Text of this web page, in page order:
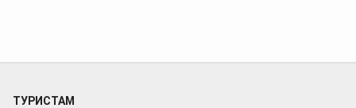
ТУРИСТАМ